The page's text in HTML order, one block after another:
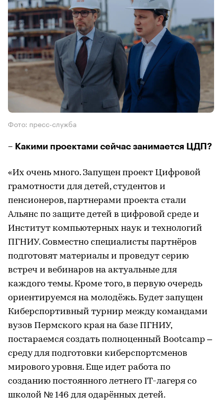
Фото: пресс-служба
– Какими проектами сейчас занимается ЦДП?
«Их очень много. Запущен проект Цифровой
грамотности для детей, студентов и
пенсионеров, партнерами проекта стали
Альянс по защите детей в цифровой среде и
Институт компьютерных наук и технологий
ПГНИУ. Совместно специалисты партнёров
подготовят материалы и проведут серию
встреч и вебинаров на актуальные для
каждого темы. Кроме того, в первую очередь
ориентируемся на молодёжь. Будет запущен
Киберспортивный турнир между командами
вузов Пермского края на базе ПГНИУ,
постараемся создать полноценный Bootcamp –
среду для подготовки киберспортсменов
мирового уровня. Еще идет работа по
созданию постоянного летнего IT-лагеря со
школой № 146 для одарённых детей.